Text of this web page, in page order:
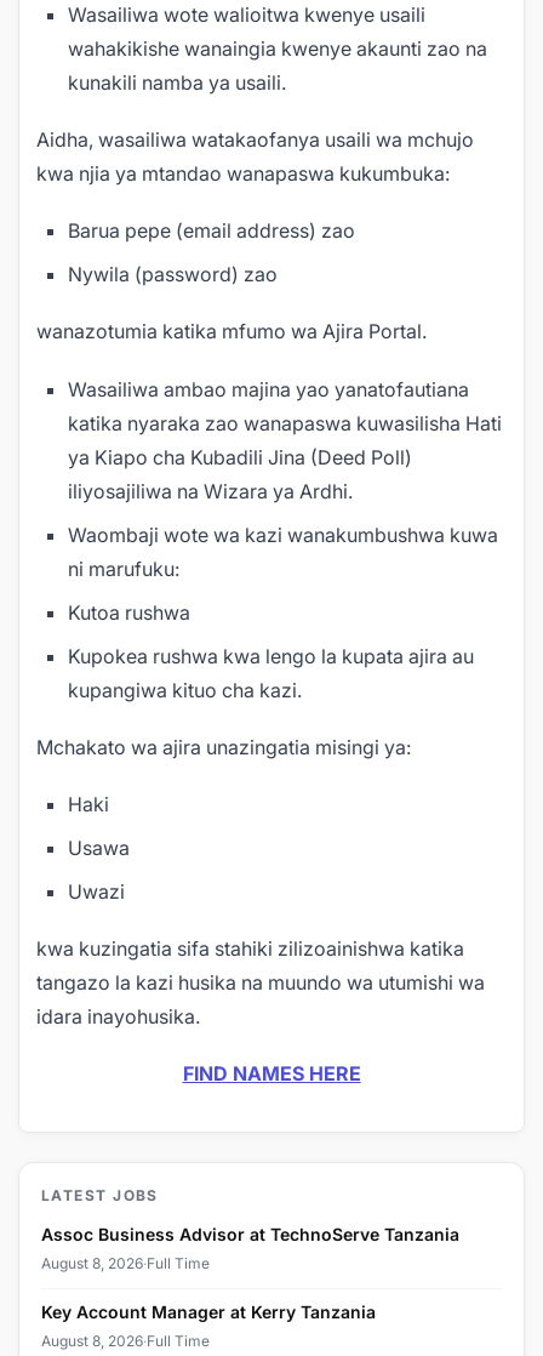
Wasailiwa wote walioitwa kwenye usaili
wahakikishe wanaingia kwenye akaunti zao na
kunakili namba ya usaili.
Aidha, wasailiwa watakaofanya usaili wa mchujo
kwa njia ya mtandao wanapaswa kukumbuka:
Barua pepe (email address) zao
Nywila (password) zao
wanazotumia katika mfumo wa Ajira Portal.
Wasailiwa ambao majina yao yanatofautiana
katika nyaraka zao wanapaswa kuwasilisha Hati
ya Kiapo cha Kubadili Jina (Deed Poll)
iliyosajiliwa na Wizara ya Ardhi.
Waombaji wote wa kazi wanakumbushwa kuwa
ni marufuku:
Kutoa rushwa
Kupokea rushwa kwa lengo la kupata ajira au
kupangiwa kituo cha kazi.
Mchakato wa ajira unazingatia misingi ya:
Haki
Usawa
Uwazi
kwa kuzingatia sifa stahiki zilizoainishwa katika
tangazo la kazi husika na muundo wa utumishi wa
idara inayohusika.
FIND NAMES HERE
LATEST JOBS
Assoc Business Advisor at TechnoServe Tanzania
August 8, 2026·Full Time
Key Account Manager at Kerry Tanzania
August 8, 2026·Full Time